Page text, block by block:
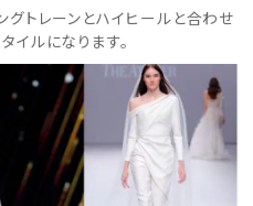
トレーンとハイヒールと合わせ
イルになります。